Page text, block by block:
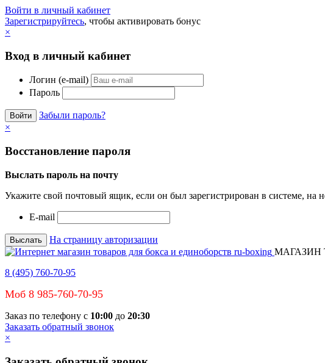
Войти в личный кабинет
Зарегистрируйтесь, чтобы активировать бонус
×
Вход в личный кабинет
Логин (e-mail)
Пароль
Забыли пароль?
×
Восстановление пароля
Выслать пароль на почту
Укажите свой почтовый ящик, если он был зарегистрирован в системе, на
E-mail
На страницу авторизации
МАГАЗИН
8 (495) 760-70-95
Моб 8 985-760-70-95
Заказ по телефону с 10:00 до 20:30
Заказать обратный звонок
×